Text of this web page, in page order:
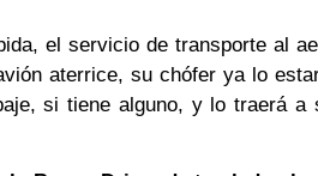
el servicio de transporte al
aterrice, su chófer ya lo
si tiene alguno, y lo traerá